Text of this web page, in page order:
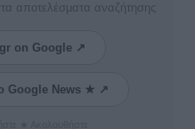
αποτελέσματα αναζήτησης
on Google ↗
Google News ★ ↗